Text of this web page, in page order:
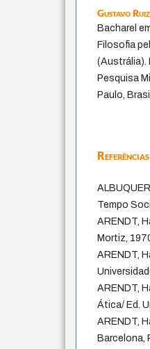
Gustavo
Bacharel
Filosofia
(Austrália).
Pesquisa
Paulo,
Referências
Tempo
ARENDT,
Mortiz,
ARENDT,
ARENDT,
Ática/ Ed.
ARENDT,
Barcelona,